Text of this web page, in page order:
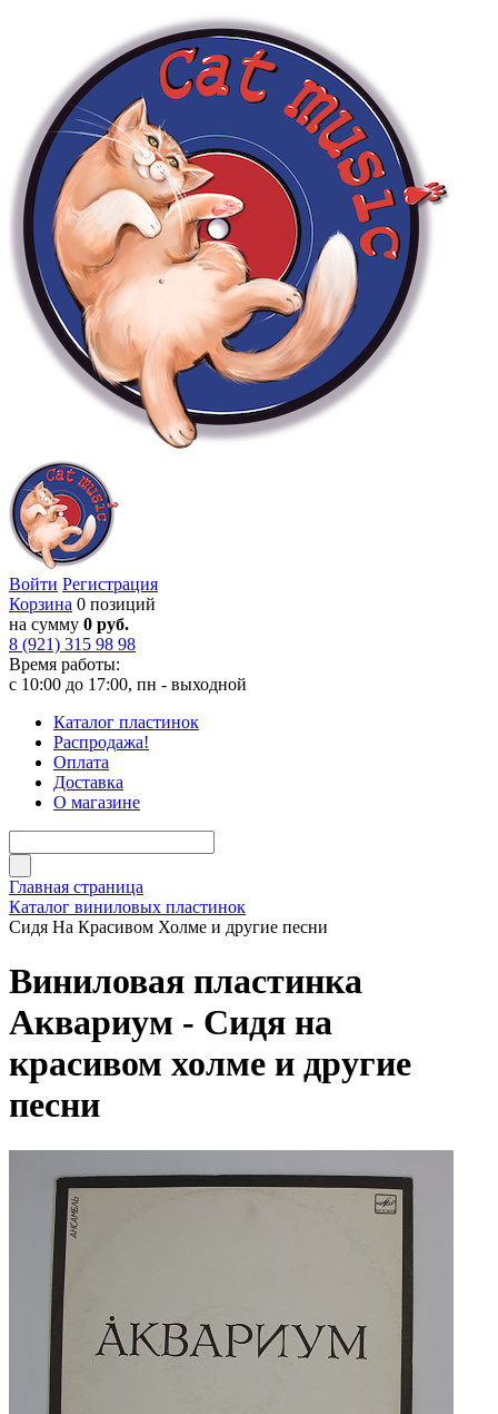
Войти Регистрация
Корзина 0 позиций
на сумму 0 руб.
8 (921) 315 98 98
Время работы:
с 10:00 до 17:00, пн - выходной
Каталог пластинок
Распродажа!
Оплата
Доставка
О магазине
Главная страница
Каталог виниловых пластинок
Сидя На Красивом Холме и другие песни
Виниловая пластинка
Аквариум - Сидя на
красивом холме и другие
песни